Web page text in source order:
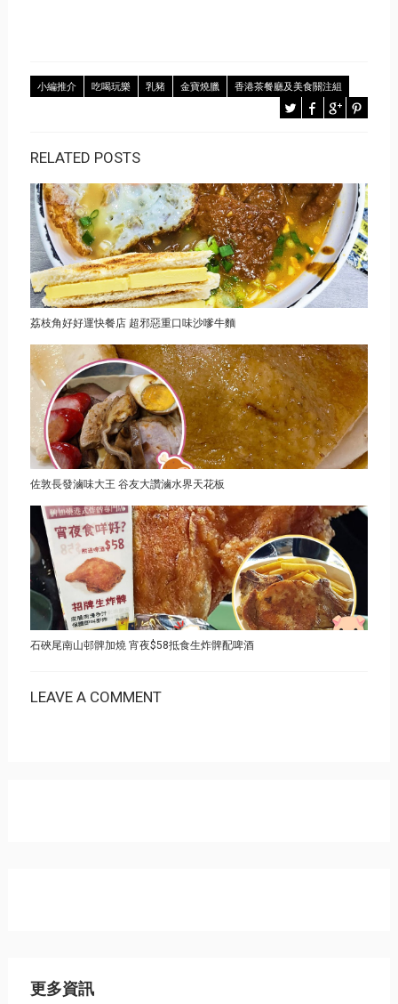
小編推介 吃喝玩樂 乳豬 金寶燒臘 香港茶餐廳及美食關注組
RELATED POSTS
荔枝角好好運快餐店 超邪惡重口味沙嗲牛麵
佐敦長發滷味大王 谷友大讚滷水界天花板
石硤尾南山邨髀加燒 宵夜$58抵食生炸髀配啤酒
LEAVE A COMMENT
更多資訊